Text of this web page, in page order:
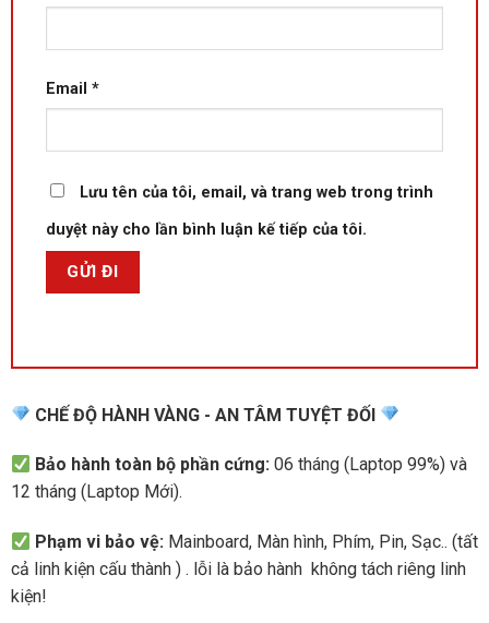
trường làm việc văn phòng lẫn di chuyển ngoài hiện trường.
Hiệu năng mạnh mẽ với Intel Core i5-12600H
Trái tim của chiếc máy này là vi xử lýIntel Core i5-12600H–
thuộc dòng Alder Lake thế hệ 12. CPU này sở hữu kiến trúc
10 nhân (4 P-core hiệu năng cao + 8 E-core tiết kiệm
điện)
Email *
Lưu tên của tôi, email, và trang web trong trình
duyệt này cho lần bình luận kế tiếp của tôi.
CHẾ ĐỘ HÀNH VÀNG - AN TÂM TUYỆT ĐỐI
Bảo hành toàn bộ phần cứng: 06 tháng (Laptop 99%) và
12 tháng (Laptop Mới).
Phạm vi bảo vệ: Mainboard, Màn hình, Phím, Pin, Sạc.. (tất
cả linh kiện cấu thành ) . lỗi là bảo hành không tách riêng linh
kiện!